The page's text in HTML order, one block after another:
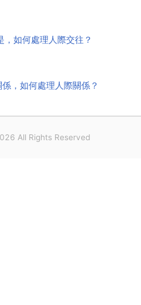
如何處理人際交往？
，如何處理人際關係？
All Rights Reserved